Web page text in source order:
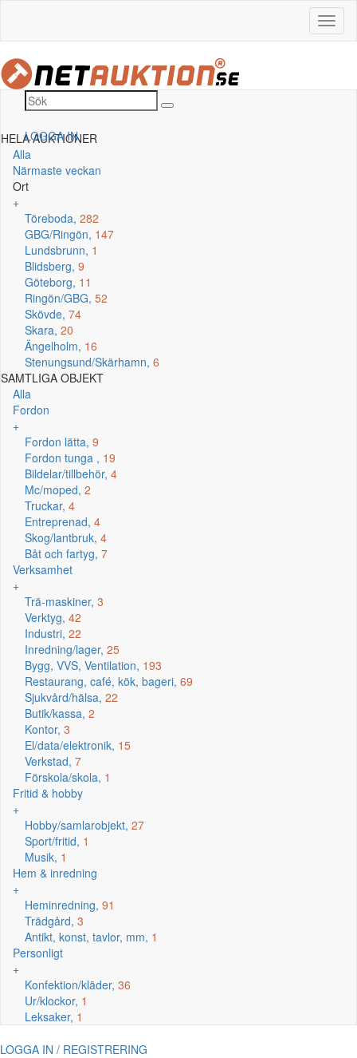
LOGGA IN
HELA AUKTIONER
Alla
Närmaste veckan
Ort
+
Töreboda, 282
GBG/Ringön, 147
Lundsbrunn, 1
Blidsberg, 9
Göteborg, 11
Ringön/GBG, 52
Skövde, 74
Skara, 20
Ängelholm, 16
Stenungsund/Skärhamn, 6
SAMTLIGA OBJEKT
Alla
Fordon
+
Fordon lätta, 9
Fordon tunga , 19
Bildelar/tillbehör, 4
Mc/moped, 2
Truckar, 4
Entreprenad, 4
Skog/lantbruk, 4
Båt och fartyg, 7
Verksamhet
+
Trä-maskiner, 3
Verktyg, 42
Industri, 22
Inredning/lager, 25
Bygg, VVS, Ventilation, 193
Restaurang, café, kök, bageri, 69
Sjukvård/hälsa, 22
Butik/kassa, 2
Kontor, 3
El/data/elektronik, 15
Verkstad, 7
Förskola/skola, 1
Fritid & hobby
+
Hobby/samlarobjekt, 27
Sport/fritid, 1
Musik, 1
Hem & inredning
+
Heminredning, 91
Trädgård, 3
Antikt, konst, tavlor, mm, 1
Personligt
+
Konfektion/kläder, 36
Ur/klockor, 1
Leksaker, 1
LOGGA IN / REGISTRERING